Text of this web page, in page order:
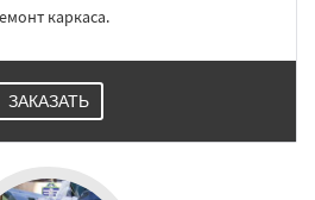
каркаса.
ЗАКАЗАТЬ